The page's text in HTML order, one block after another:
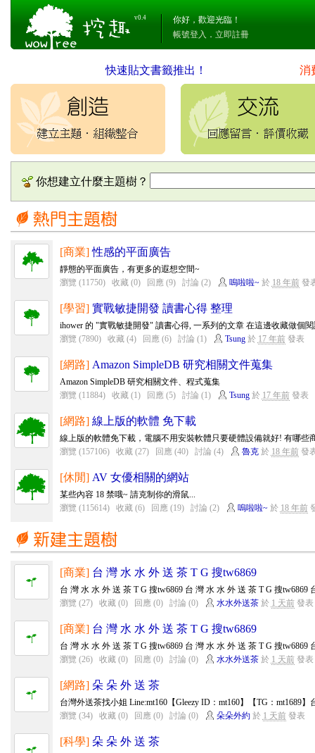
v0.4
你好，歡迎光臨！
帳號登入 ． 立即註冊
快速貼文書籤推出！ 消
你想建立什麼主題樹？
[商業] 性感的平面廣告
靜態的平面廣告，有更多的遐想空間~
瀏覽 (11750)
收藏 (0) 回應 (9) 討論 (2) 嗚啦啦~ 於 18 年前發
[學習] 實戰敏捷開發 讀書心得 整理
ihower 的 "實戰敏捷開發" 讀書心得, 一系列的文章 在這邊收藏做個
瀏覽 (7890)
收藏 (4) 回應 (6) 討論 (1) Tsung於 17 年前發表
[網路] Amazon SimpleDB 研究相關文件蒐集
Amazon SimpleDB 研究相關文件、程式蒐集
瀏覽 (11884)
收藏 (1) 回應 (5) 討論 (1) Tsung於 17 年前發表
[網路] 線上版的軟體 免下載
線上版的軟體免下載，電腦不用安裝軟體只要硬體設備就好! 有哪些
瀏覽 (157106)
收藏 (27) 回應 (40) 討論 (4) 魯克於 18 年前發
[休閒] AV 女優相關的網站
某些內容 18 禁哦~ 請克制你的滑鼠...
瀏覽 (115614)
收藏 (6) 回應 (19) 討論 (2) 嗚啦啦~ 於 18 年前
[商業] 台 灣 水 水 外 送 茶 T G 搜tw6869
台 灣 水 水 外 送 茶 T G 搜tw6869 台 灣 水 水 外 送 茶 T G 搜tw6869
瀏覽 (27)
收藏 (0) 回應 (0) 討論 (0) 水水外送茶於 1 天前發表
[商業] 台 灣 水 水 外 送 茶 T G 搜tw6869
台 灣 水 水 外 送 茶 T G 搜tw6869 台 灣 水 水 外 送 茶 T G 搜tw6869
瀏覽 (26)
收藏 (0) 回應 (0) 討論 (0) 水水外送茶於 1 天前發表
[網路] 朵 朵 外 送 茶
台灣外送茶找小姐 Line:mt160【Gleezy ID：mt160】【TG：mt1689
瀏覽 (34)
收藏 (0) 回應 (0) 討論 (0) 朵朵外約於 1 天前發表
[科學] 朵 朵 外 送 茶